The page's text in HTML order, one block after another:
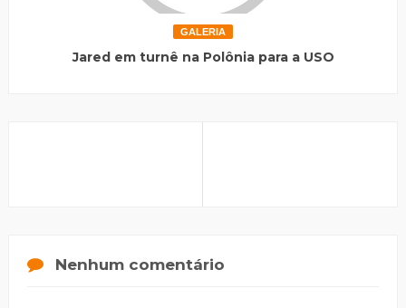
GALERIA
Jared em turnê na Polônia para a USO
Nenhum comentário